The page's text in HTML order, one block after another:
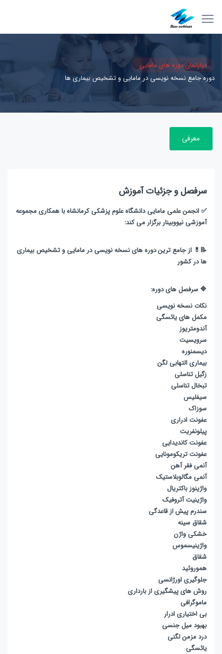
دپارتمان دوره های مامایی
دوره جامع نسخه نویسی در مامایی و تشخیص بیماری ها
معرفی
سرفصل و جزئیات آموزش
✅ انجمن علمی مامایی دانشگاه علوم پزشکی کرمانشاه با همکاری مجموعه
آموزشی نیووبینار برگزار می کند:
📝💊 از جامع ترین دوره های نسخه نویسی در مامایی و تشخیص بیماری
ها در کشور
🔷 سرفصل های دوره:
نکات نسخه نویسی
مکمل های یائسگی
آندومتریوز
سرویسیت
دیسمنوره
بیماری التهابی لگن
زگیل تناسلی
تبخال تناسلی
سیفلیس
سوزاک
عفونت ادراری
پیلونفریت
عفونت کاندیدایی
عفونت تریکومونایی
آنمی فقر آهن
آنمی مگالوبلاستیک
واژینوز باکتریال
واژینیت آتروفیک
سندرم پیش از قاعدگی
شقاق سینه
خشکی واژن
واژینیسموس
شقاق
هموروئید
جلوگیری اورژانسی
روش های پیشگیری از بارداری
ماموگرافی
بی اختیاری ادرار
بهبود میل جنسی
درد مزمن لگنی
یائسگی